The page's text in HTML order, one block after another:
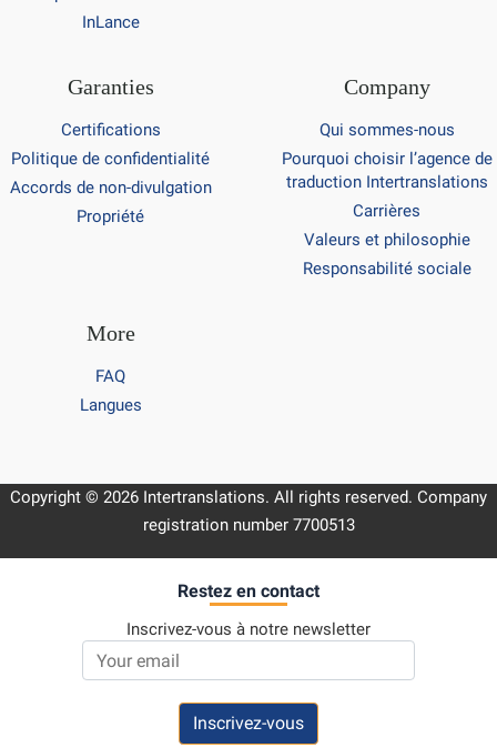
InLance
Garanties
Certifications
Politique de confidentialité
Accords de non-divulgation
Propriété
Company
Qui sommes-nous
Pourquoi choisir l’agence de
traduction Intertranslations
Carrières
Valeurs et philosophie
Responsabilité sociale
More
FAQ
Langues
Copyright © 2026 Intertranslations. All rights reserved. Company
registration number 7700513
Restez en contact
Inscrivez-vous à notre newsletter